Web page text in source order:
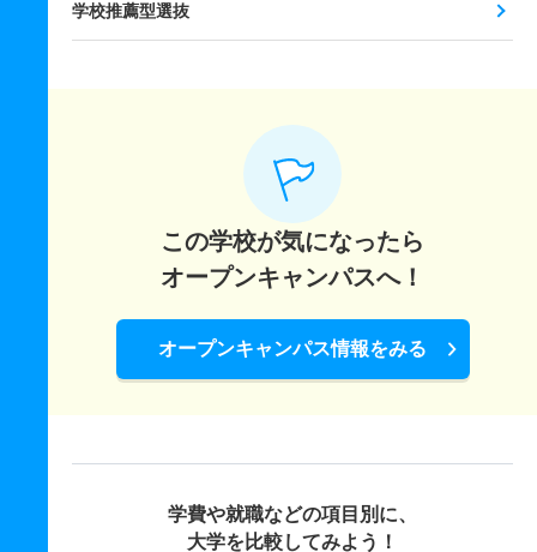
学校推薦型選抜
この学校が気になったら
オープンキャンパスへ！
オープンキャンパス情報をみる
学費や就職などの項目別に、
大学を比較してみよう！